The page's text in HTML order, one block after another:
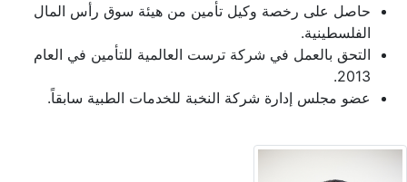
حاصل على رخصة وكيل تأمين من هيئة سوق رأس المال
الفلسطينية.
التحق بالعمل في شركة ترست العالمية للتأمين في العام
2013.
عضو مجلس إدارة شركة النخبة للخدمات الطبية سابقاً.